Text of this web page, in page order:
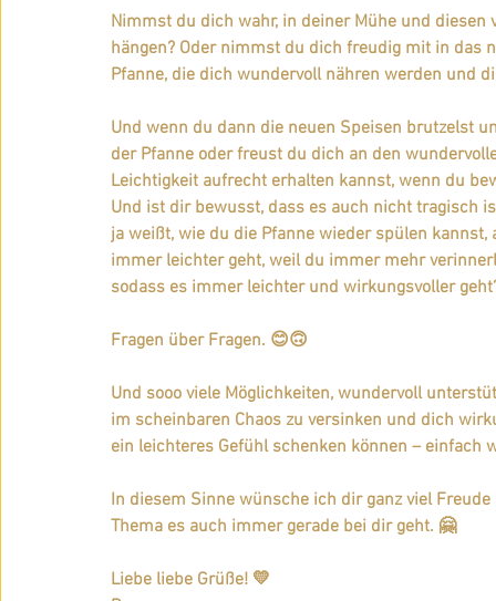
Nimmst du dich wahr, in deiner Mühe und
hängen? Oder nimmst du dich freudig mit in das
Pfanne, die dich wundervoll nähren werden und
Und wenn du dann die neuen Speisen brutzelst
der Pfanne oder freust du dich an den
Leichtigkeit aufrecht erhalten kannst, wenn du
Und ist dir bewusst, dass es auch nicht tragisch
ja weißt, wie du die Pfanne wieder spülen
immer leichter geht, weil du immer mehr
sodass es immer leichter und wirkungsvoller
Fragen über Fragen. 😊🙃
Und sooo viele Möglichkeiten, wundervoll
im scheinbaren Chaos zu versinken und dich
ein leichteres Gefühl schenken können – einfach
In diesem Sinne wünsche ich dir ganz viel
Thema es auch immer gerade bei dir geht. 🤗
Liebe liebe Grüße! 💛